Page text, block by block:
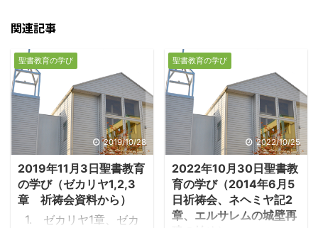
関連記事
聖書教育の学び
2019/10/28
2019年11月3日聖書教育
の学び（ゼカリヤ1,2,3
章 祈祷会資料から）
1. ゼカリヤ1章、ゼカ
聖書教育の学び
2022/10/25
2022年10月30日聖書教
育の学び（2014年6月5
日祈祷会、ネヘミヤ記2
章、エルサレムの城壁再